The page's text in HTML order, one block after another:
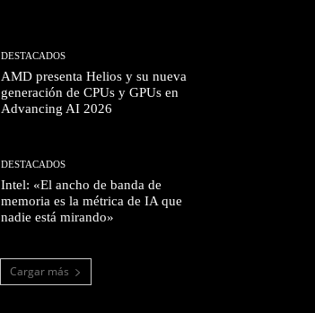
DESTACADOS
AMD presenta Helios y su nueva
generación de CPUs y GPUs en
Advancing AI 2026
DESTACADOS
Intel: «El ancho de banda de
memoria es la métrica de IA que
nadie está mirando»
Cargar más